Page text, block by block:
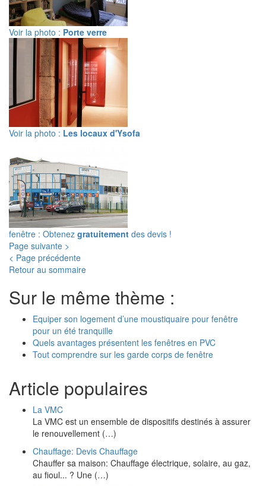
Voir la photo : Porte verre
Voir la photo : Les locaux d'Ysofa
fenêtre : Obtenez gratuitement des devis !
Page suivante >
< Page précédente
Retour au sommaire
Sur le même thème :
Equiper son logement d’une moustiquaire pour fenêtre
pour un été tranquille
Quels avantages présentent les fenêtres en PVC
Tout comprendre sur les garde corps de fenêtre
Article populaires
La VMC
La VMC est un ensemble de dispositifs destinés à assurer
le renouvellement (…)
Chauffage: Devis Chauffage
Chauffer sa maison: Chauffage électrique, solaire, au gaz,
au fioul... ? Une (…)